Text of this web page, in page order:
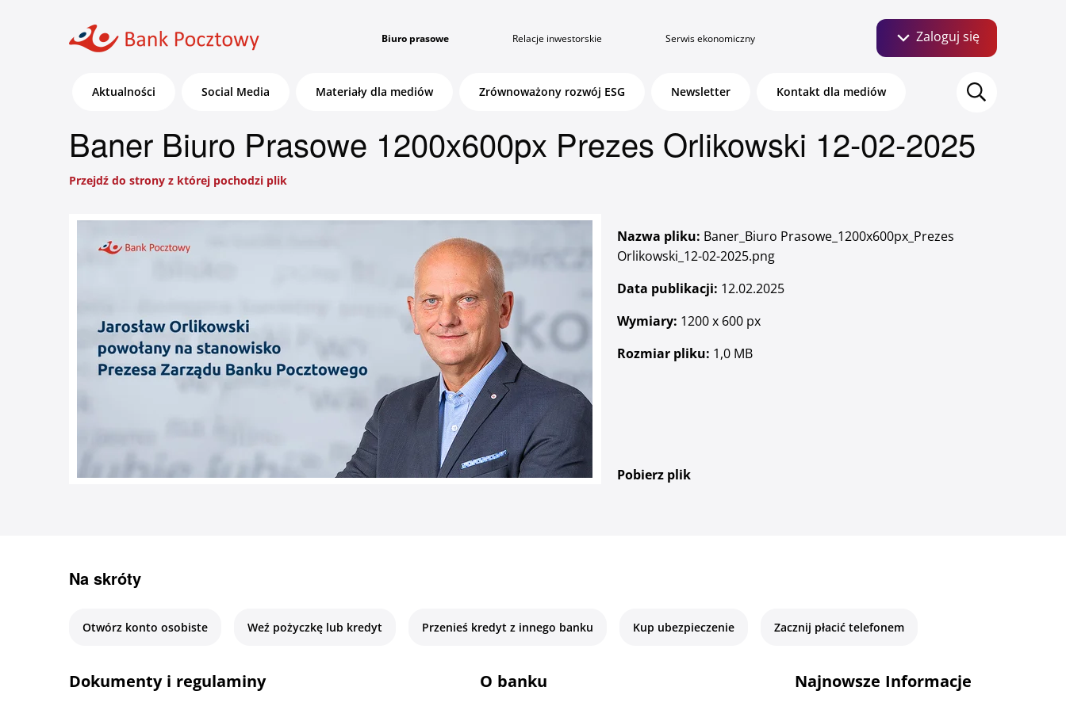
Biuro prasowe Relacje inwestorskie Serwis ekonomiczny Zaloguj się
Bankowość dla Klientów
detalicznych, małych firm i
agrobiznesu
Zaloguj się
Klientów instytucjonalnych i
wspólnot mieszkaniowych
Zaloguj się
aplikację Pocztowy.
O bankowości mobilnej
Szukaj:
Aktualności Social Media Materiały dla mediów Zrównoważony rozwój ESG Newsletter Kontakt dla mediów
Baner Biuro Prasowe 1200x600px Prezes Orlikowski 12-02-2025
Przejdź do strony z której pochodzi plik
Pobierz plik
Nazwa pliku: Baner_Biuro Prasowe_1200x600px_Prezes
Orlikowski_12-02-2025.png
Data publikacji: 12.02.2025
Wymiary: 1200 x 600 px
Rozmiar pliku: 1,0 MB
Na skróty
Otwórz konto osobiste Weź pożyczkę lub kredyt Przenieś kredyt z innego banku Kup ubezpieczenie Zacznij płacić telefonem
Dokumenty i regulaminy O banku Najnowsze Informacje